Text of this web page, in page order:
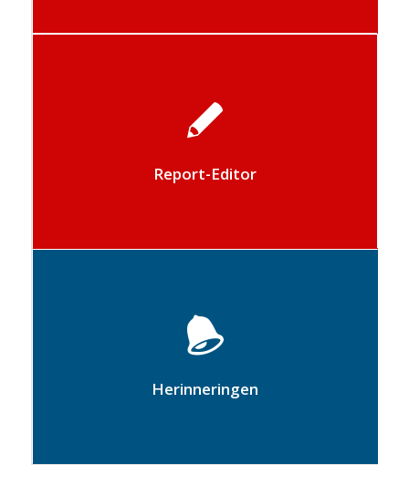
Report-Editor
Hit-Office biedt u standaard een rapport
editor waarmee u uw rapporten kunt
Herinneringen
Met deze tool kunt u binnen het platform
gepersonaliseerde herinneringen van